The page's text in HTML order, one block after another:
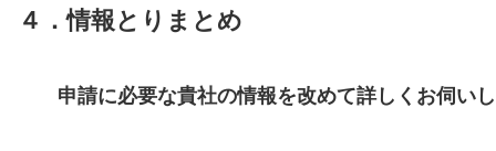
４．情報とりまとめ
申請に必要な貴社の情報を改めて詳しくお伺い